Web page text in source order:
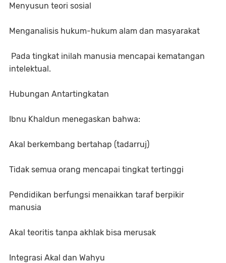
Menyusun teori sosial
Menganalisis hukum-hukum alam dan masyarakat
Pada tingkat inilah manusia mencapai kematangan
intelektual.
Hubungan Antartingkatan
Ibnu Khaldun menegaskan bahwa:
Akal berkembang bertahap (tadarruj)
Tidak semua orang mencapai tingkat tertinggi
Pendidikan berfungsi menaikkan taraf berpikir
manusia
Akal teoritis tanpa akhlak bisa merusak
Integrasi Akal dan Wahyu